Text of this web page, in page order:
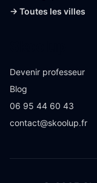
→ Toutes les villes
Devenir professeur
Blog
06 95 44 60 43
contact@skoolup.fr